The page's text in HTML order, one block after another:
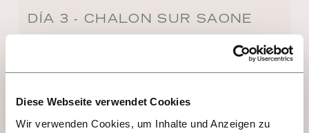
Diese Webseite verwendet Cookies
Wir verwenden Cookies, um Inhalte und Anzeigen zu
DÍA 3 - CHALON SUR SAONE
¡Quelle surprise! La belleza de Chalon-sur-
Saône comienza en Quai Gambetta, donde
descubrirá esta encantadora ciudad,
marcada por la huella de Julio César y que